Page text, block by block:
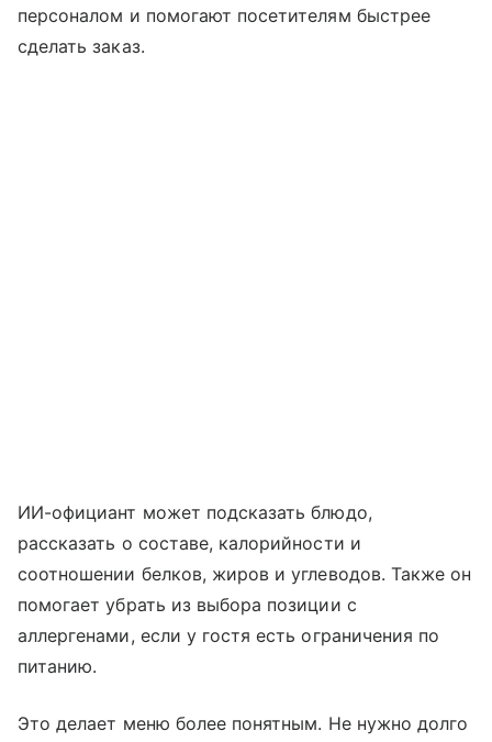
персоналом и помогают посетителям быстрее
сделать заказ.
ИИ-официант может подсказать блюдо,
рассказать о составе, калорийности и
соотношении белков, жиров и углеводов. Также он
помогает убрать из выбора позиции с
аллергенами, если у гостя есть ограничения по
питанию.
Это делает меню более понятным. Не нужно долго